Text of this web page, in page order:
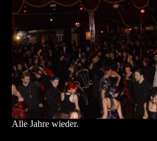
Alle Jahre wieder.